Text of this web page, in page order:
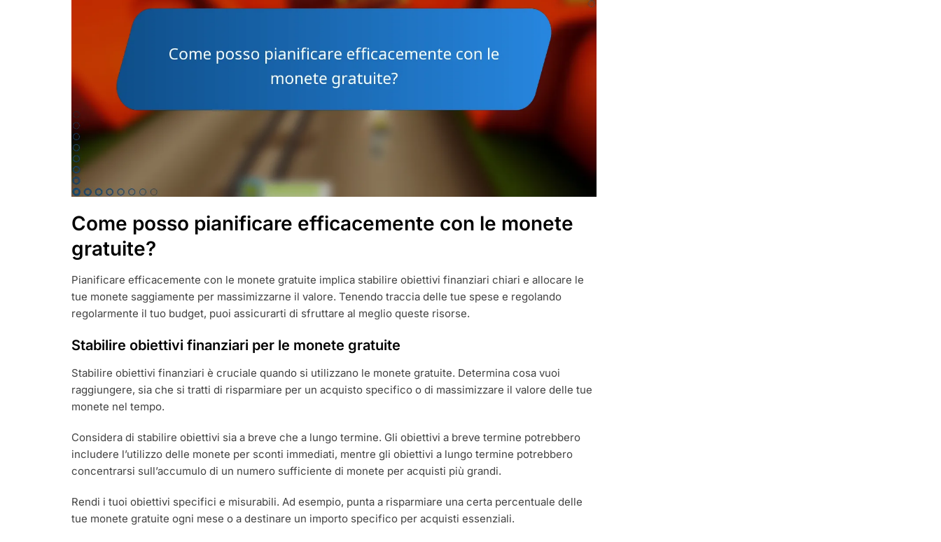
Come posso pianificare efficacemente con le monete
gratuite?
Pianificare efficacemente con le monete gratuite implica stabilire obiettivi finanziari chiari e allocare le
tue monete saggiamente per massimizzarne il valore. Tenendo traccia delle tue spese e regolando
regolarmente il tuo budget, puoi assicurarti di sfruttare al meglio queste risorse.
Stabilire obiettivi finanziari per le monete gratuite
Stabilire obiettivi finanziari è cruciale quando si utilizzano le monete gratuite. Determina cosa vuoi
raggiungere, sia che si tratti di risparmiare per un acquisto specifico o di massimizzare il valore delle tue
monete nel tempo.
Considera di stabilire obiettivi sia a breve che a lungo termine. Gli obiettivi a breve termine potrebbero
includere l’utilizzo delle monete per sconti immediati, mentre gli obiettivi a lungo termine potrebbero
concentrarsi sull’accumulo di un numero sufficiente di monete per acquisti più grandi.
Rendi i tuoi obiettivi specifici e misurabili. Ad esempio, punta a risparmiare una certa percentuale delle
tue monete gratuite ogni mese o a destinare un importo specifico per acquisti essenziali.